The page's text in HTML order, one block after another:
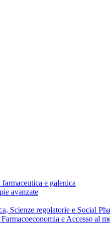
e galenica
avanzate
Scienze regolatorie e Social
e Accesso al